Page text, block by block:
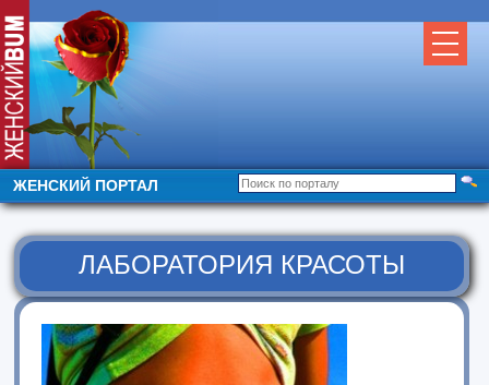
ЖЕНСКИЙ ПОРТАЛ
ЛАБОРАТОРИЯ КРАСОТЫ